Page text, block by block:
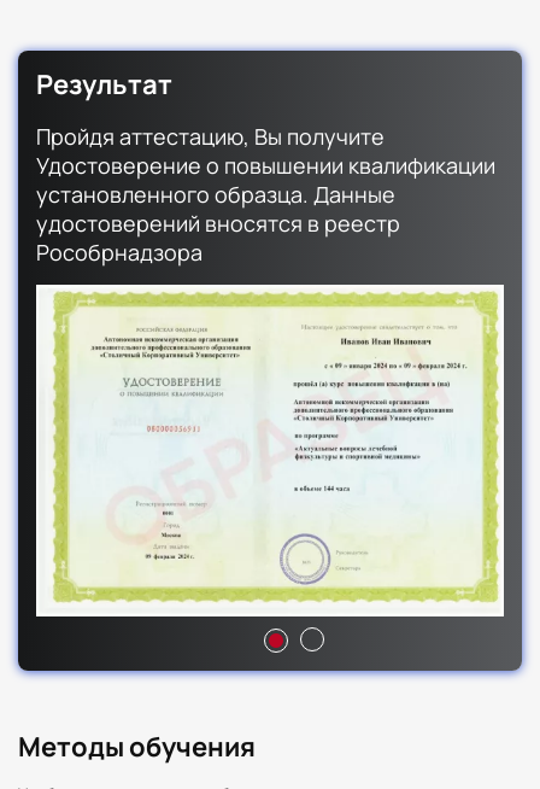
Результат
Пройдя аттестацию, Вы получите
Удостоверение о повышении квалификации
установленного образца. Данные
удостоверений вносятся в реестр
Рособрнадзора
Методы обучения